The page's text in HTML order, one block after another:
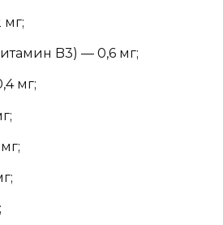
B3) — 0,6 мг;
мг;